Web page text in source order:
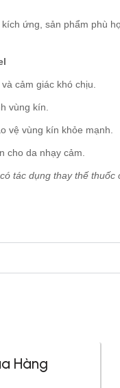
ứng, sản phẩm phù
cảm giác khó chịu.
vùng kín.
vệ vùng kín khỏe mạnh.
cho da nhạy cảm.
tác dụng thay thế
Hàng